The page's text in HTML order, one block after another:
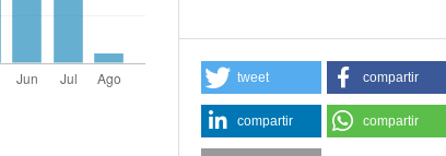
tweet compartir
compartir compartir